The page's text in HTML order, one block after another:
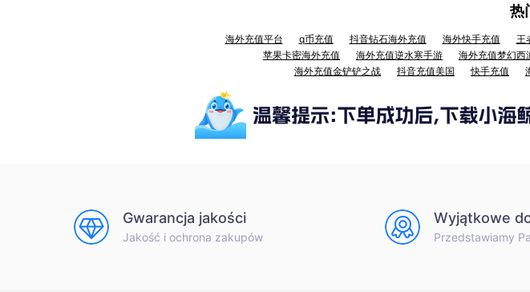
热
海外充值平台 q币充值 抖音钻石海外充值 海外快手充值 王
苹果卡密海外充值
海外充值逆水寒手游 海外充值梦幻西
海外充值金铲铲之战
抖音充值美国 快手充值
Gwarancja jakości
Jakość i ochrona zakupów
Wyjątkowe
Przedstawiamy